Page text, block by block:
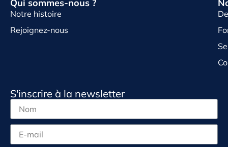
Qui sommes-nous ?
Notre histoire
Rejoignez-nous
S'inscrire à la newsletter